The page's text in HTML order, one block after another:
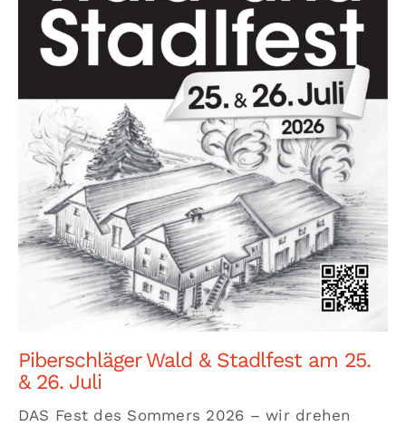
Piberschläger Wald & Stadlfest am 25.
& 26. Juli
DAS Fest des Sommers 2026 – wir drehen